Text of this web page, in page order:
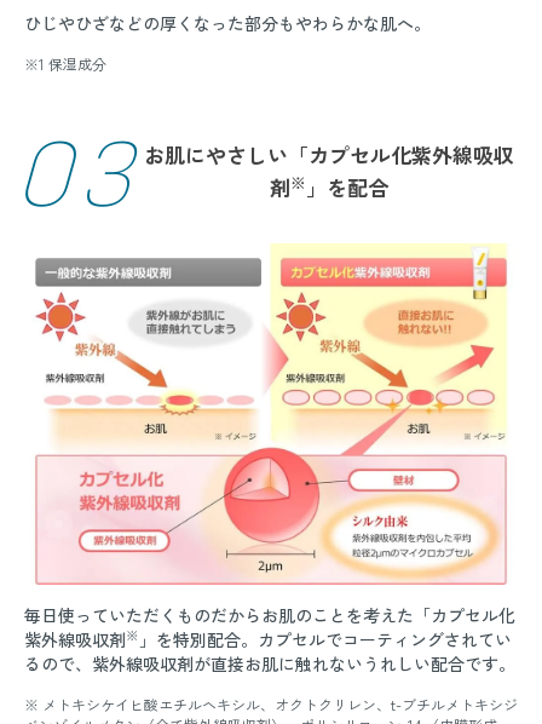
ひじやひざなどの厚くなった部分もやわらかな肌へ。
※1 保湿成分
03お肌にやさしい「カプセル化紫外線吸収
剤※ 」を配合
毎日使っていただくものだからお肌のことを考えた「カプセル化
紫外線吸収剤※ 」を特別配合。カプセルでコーティングされてい
るので、紫外線吸収剤が直接お肌に触れないうれしい配合です。
※ メトキシケイヒ酸エチルヘキシル、オクトクリレン、t-ブチルメトキシジ